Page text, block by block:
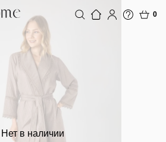
0
Нет в наличии